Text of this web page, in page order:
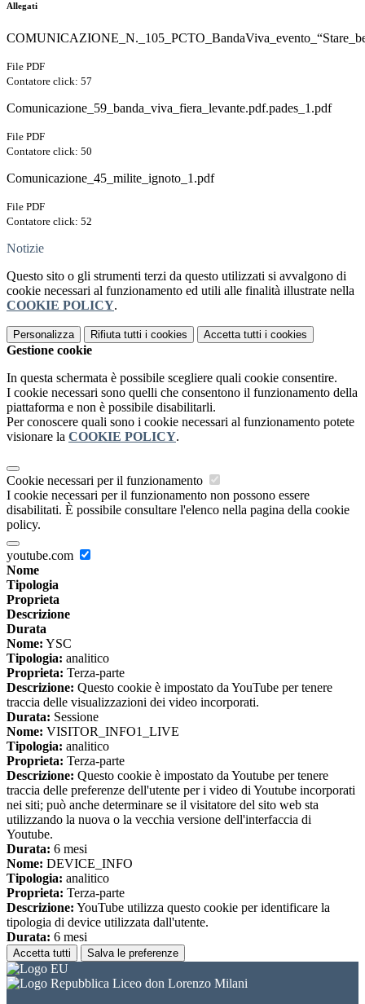
Allegati
File PDF
Contatore click: 57
Comunicazione_59_banda_viva_fiera_levante.pdf.pades_1.pdf
File PDF
Contatore click: 50
Comunicazione_45_milite_ignoto_1.pdf
File PDF
Contatore click: 52
Notizie
Questo sito o gli strumenti terzi da questo utilizzati si avvalgono di
cookie necessari al funzionamento ed utili alle finalità illustrate nella
COOKIE POLICY.
Personalizza Rifiuta tutti i cookies Accetta tutti i cookies
Gestione cookie
In questa schermata è possibile scegliere quali cookie consentire.
I cookie necessari sono quelli che consentono il funzionamento della
piattaforma e non è possibile disabilitarli.
Per conoscere quali sono i cookie necessari al funzionamento potete
visionare la COOKIE POLICY.
Cookie necessari per il funzionamento
I cookie necessari per il funzionamento non possono essere
disabilitati. È possibile consultare l'elenco nella pagina della cookie
policy.
youtube.com
Nome
Tipologia
Proprieta
Descrizione
Durata
Nome: YSC
Tipologia: analitico
Proprieta: Terza-parte
Descrizione: Questo cookie è impostato da YouTube per tenere
traccia delle visualizzazioni dei video incorporati.
Durata: Sessione
Nome: VISITOR_INFO1_LIVE
Tipologia: analitico
Proprieta: Terza-parte
Descrizione: Questo cookie è impostato da Youtube per tenere
traccia delle preferenze dell'utente per i video di Youtube incorporati
nei siti; può anche determinare se il visitatore del sito web sta
utilizzando la nuova o la vecchia versione dell'interfaccia di
Youtube.
Durata: 6 mesi
Nome: DEVICE_INFO
Tipologia: analitico
Proprieta: Terza-parte
Descrizione: YouTube utilizza questo cookie per identificare la
tipologia di device utilizzata dall'utente.
Durata: 6 mesi
Accetta tutti Salva le preferenze
Liceo don Lorenzo Milani